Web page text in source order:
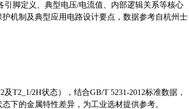
脚定义、典型电压/电流值、内部逻辑关系等核心
机制及典型应用电路设计要点，数据参考自杭州士
T2_1/2H状态），结合GB/T 5231-2012标准数据，
下的金属特性差异，为工业选材提供参考。